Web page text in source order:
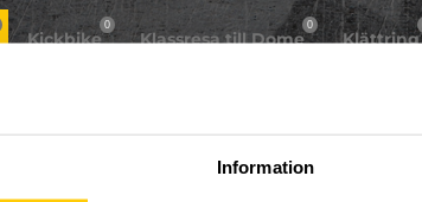
Information
Kickbike
0
Klassresa till Dome
0
Klättring
Summercamp